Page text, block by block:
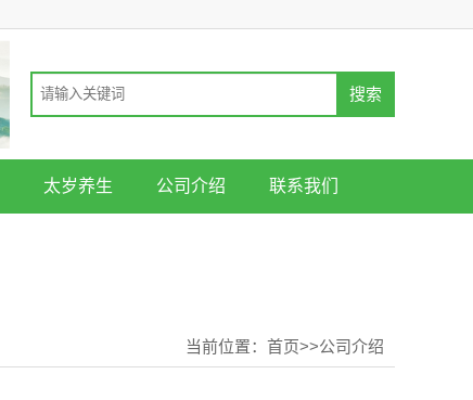
太岁养生 公司介绍 联系我们
当前位置： 首页>>公司介绍